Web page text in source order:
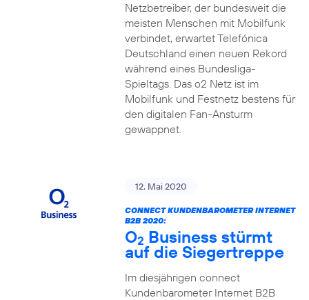
Netzbetreiber, der bundesweit die
meisten Menschen mit Mobilfunk
verbindet, erwartet Telefónica
Deutschland einen neuen Rekord
während eines Bundesliga-
Spieltags. Das o2 Netz ist im
Mobilfunk und Festnetz bestens für
den digitalen Fan-Ansturm
gewappnet.
12. Mai 2020
CONNECT KUNDENBAROMETER INTERNET
B2B 2020:
O2 Business stürmt
auf die Siegertreppe
Im diesjährigen connect
Kundenbarometer Internet B2B